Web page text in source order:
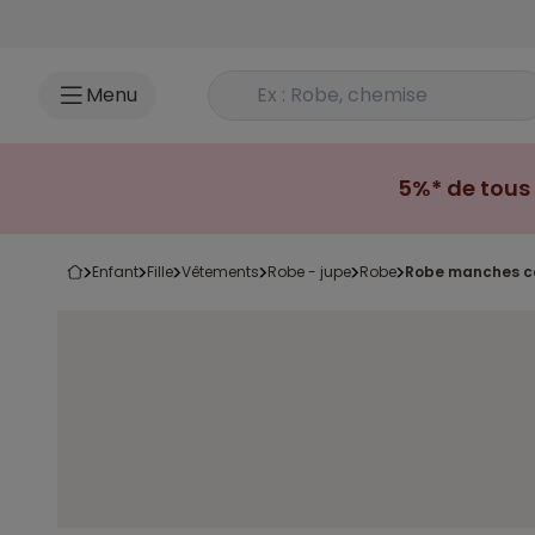
Menu Rechercher un produit
5%* de
enfant fille vêtements robe - jupe robe robe manches